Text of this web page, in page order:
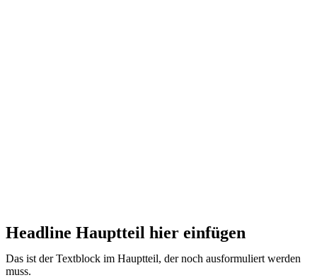
Headline Hauptteil hier einfügen
Das ist der Textblock im Hauptteil, der noch ausformuliert werden
muss.